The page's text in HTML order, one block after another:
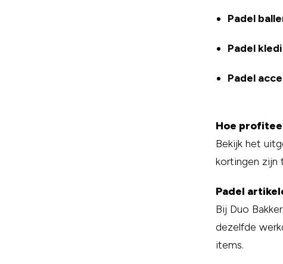
Padel
Padel
Padel
Hoe
Bekijk het
kortingen zijn
Padel
Bij Duo
dezelfde
items.